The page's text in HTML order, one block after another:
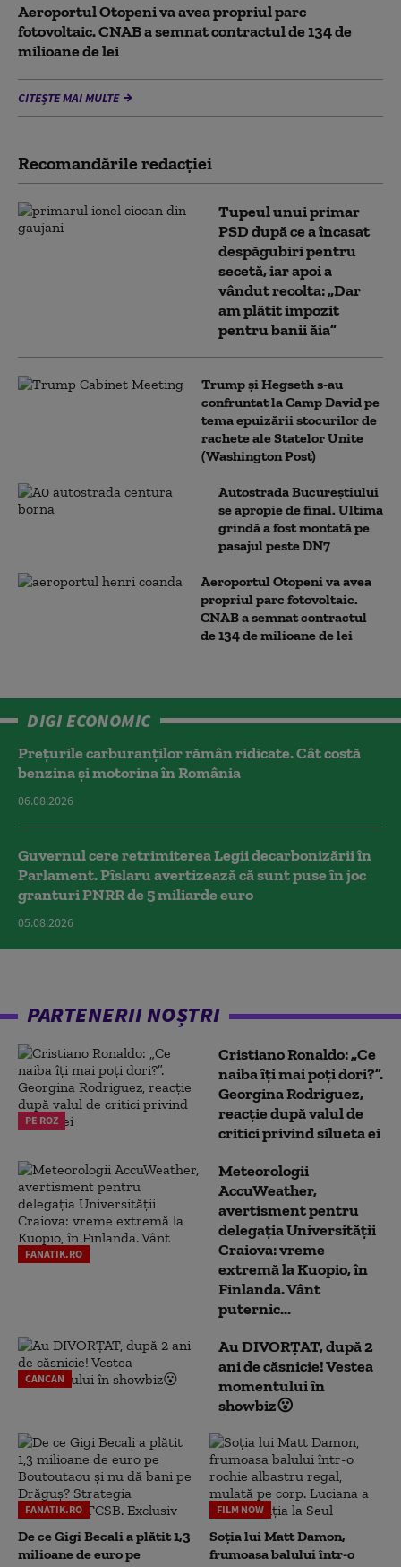
Aeroportul Otopeni va avea propriul parc
fotovoltaic. CNAB a semnat contractul de 134 de
milioane de lei
CITEȘTE MAI MULTE
Recomandările redacţiei
Tupeul unui primar
PSD după ce a încasat
despăgubiri pentru
secetă, iar apoi a
vândut recolta: „Dar
am plătit impozit
pentru banii ăia”
Trump şi Hegseth s-au
confruntat la Camp David pe
tema epuizării stocurilor de
rachete ale Statelor Unite
(Washington Post)
Autostrada Bucureștiului
se apropie de final. Ultima
grindă a fost montată pe
pasajul peste DN7
Aeroportul Otopeni va avea
propriul parc fotovoltaic.
CNAB a semnat contractul
de 134 de milioane de lei
DIGI ECONOMIC
Prețurile carburanților rămân ridicate. Cât costă
benzina și motorina în România
06.08.2026
Guvernul cere retrimiterea Legii decarbonizării în
Parlament. Pîslaru avertizează că sunt puse în joc
granturi PNRR de 5 miliarde euro
05.08.2026
PARTENERII NOȘTRI
PE ROZ
Cristiano Ronaldo: „Ce
naiba îți mai poți dori?”.
Georgina Rodriguez,
reacție după valul de
critici privind silueta ei
FANATIK.RO
Meteorologii
AccuWeather,
avertisment pentru
delegația Universității
Craiova: vreme
extremă la Kuopio, în
Finlanda. Vânt
puternic...
CANCAN
Au DIVORȚAT, după 2
ani de căsnicie! Vestea
momentului în
showbiz😮
FANATIK.RO
De ce Gigi Becali a plătit 1,3
milioane de euro pe
FILM NOW
Soția lui Matt Damon,
frumoasa balului într-o